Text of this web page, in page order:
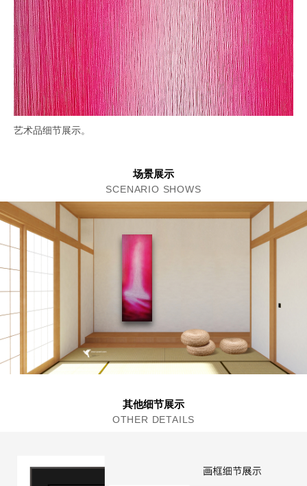
艺术品细节展示。
场景展示
SCENARIO SHOWS
其他细节展示
OTHER DETAILS